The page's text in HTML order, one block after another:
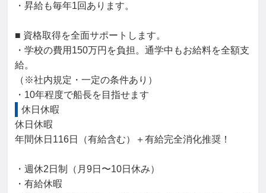
・昇給も毎年1回あります。
■ 資格取得を全面サポートします。
・学校の費用150万円を負担。通学中もお給料を全額支
給。
（※社内規定・一定の条件あり）
・10年程度で船長を目指せます
休日休暇
休日休暇
年間休日116日（有給含む）＋有給完全消化推奨！
・週休2日制（月9日〜10日休み）
・有給休暇